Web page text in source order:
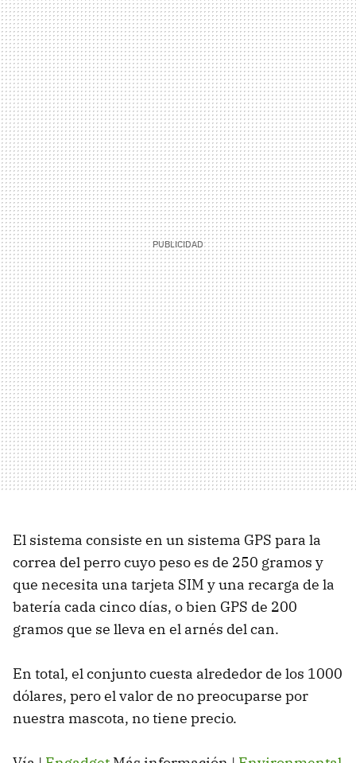
El sistema consiste en un sistema GPS para la
correa del perro cuyo peso es de 250 gramos y
que necesita una tarjeta SIM y una recarga de la
batería cada cinco días, o bien GPS de 200
gramos que se lleva en el arnés del can.
En total, el conjunto cuesta alrededor de los 1000
dólares, pero el valor de no preocuparse por
nuestra mascota, no tiene precio.